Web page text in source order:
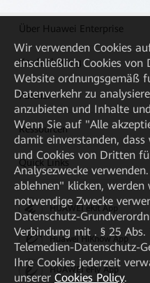
Über Huawei Enterprise
Kaufanleitung
Partner
Ressourcen
Quick Links
HUAWEI eKit App
Huawei HiKnow App
HUAWEI eFly App
Wir verwenden Cookies
einschließlich Cookies
Website ordnungsgemäß
Datenverkehr zu
anzubieten und Inhalte
Wenn Sie auf "Alle
damit einverstanden, dass
und Cookies von Dritten
Analysezwecke
ablehnen" klicken,
notwendige Zwecke
Datenschutz-
Verbindung mit . § 25
Telemedien-Datenschutz-
Ihre Cookies jederzeit
unserer Cookies Policy.